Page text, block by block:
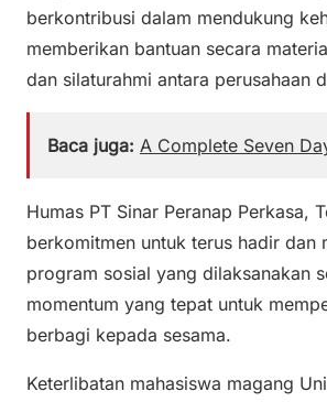
berkontribusi dalam mendukung
memberikan bantuan secara
dan silaturahmi antara perusahaan
Baca juga: A Complete Seven
Humas PT Sinar Peranap Perkasa,
berkomitmen untuk terus hadir dan
program sosial yang dilaksanakan
momentum yang tepat untuk
berbagi kepada sesama.
Keterlibatan mahasiswa magang